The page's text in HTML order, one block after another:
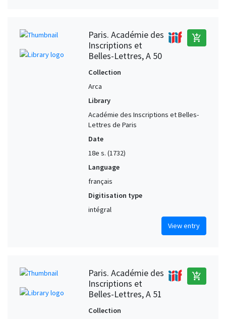
Paris. Académie des
Inscriptions et
Belles-Lettres, A 50
add_shopping_cart
Collection
Arca
Library
Académie des Inscriptions et Belles-
Lettres de Paris
Date
18e s. (1732)
Language
français
Digitisation type
intégral
View entry
Paris. Académie des
Inscriptions et
Belles-Lettres, A 51
add_shopping_cart
Collection